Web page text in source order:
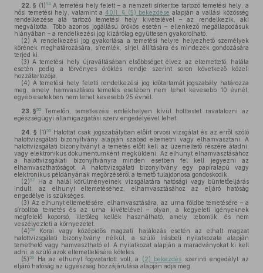
22. § (1)54A temetési hely felett – a nemzeti sírkertbe tartozó temetési hely, a
hősi temetési hely, valamint a 40/I. § (5) bekezdése alapján a vallási közösség
rendelkezése alá tartozó temetési hely kivételével – az rendelkezik, aki
megváltotta. Több azonos jogállású örökös esetén – ellenkező megállapodásuk
hiányában – a rendelkezési jog kizárólag együttesen gyakorolható.
(2) A rendelkezési jog gyakorlása a temetési helyre helyezhető személyek
körének meghatározására, síremlék, sírjel állítására és mindezek gondozására
terjed ki.
(3) A temetési hely újraváltásában elsőbbséget élvez az eltemettető, halála
esetén pedig a törvényes öröklés rendje szerint soron következő közeli
hozzátartozója.
(4) A temetési hely feletti rendelkezési jog időtartamát jogszabály határozza
meg, amely hamvasztásos temetés esetében nem lehet kevesebb 10 évnél,
egyéb esetekben nem lehet kevesebb 25 évnél.
23. §55
Temetőn, temetkezési emlékhelyen kívül holttestet ravatalozni az
egészségügyi államigazgatási szerv engedélyével lehet.
24. § (1)56 Halottat csak jogszabályban előírt orvosi vizsgálat és az erről szóló
halottvizsgálati bizonyítvány alapján szabad eltemetni vagy elhamvasztani. A
halottvizsgálati bizonyítványt a temetés előtt kell az üzemeltető részére átadni,
vagy elektronikus dokumentumként megküldeni. Az elhunyt elhamvasztásához
a halottvizsgálati bizonyítványra minden esetben fel kell jegyezni az
elhamvaszthatóságot. A halottvizsgálati bizonyítvány egy papíralapú vagy
elektronikus példányának megőrzéséről a temető tulajdonosa gondoskodik.
(2)57
Ha a halál körülményeinek vizsgálatára hatósági vagy büntetőeljárás
indult, az elhunyt eltemetéséhez, elhamvasztásához az eljáró hatóság
engedélye is szükséges.
(3) Az elhunyt eltemetésére, elhamvasztására, az urna földbe temetésére – a
sírboltba temetés és az urna kivételével – olyan, a kegyeleti igényeknek
megfelelő koporsó, illetőleg kellék használható, amely lebomlik, és nem
veszélyezteti a környezetet.
(4)58
Korai vagy középidős magzati halálozás esetén az elhalt magzat
halottvizsgálati bizonyítvány nélkül, a szülő írásbeli nyilatkozata alapján
temethető vagy hamvasztható el. A nyilatkozat alapján a maradványokat ki kell
adni, a szülő azok eltemettetésére köteles.
(5)59 Ha az elhunyt fogvatartott volt, a (2) bekezdés szerinti engedélyt az
eljáró hatóság az ügyészség hozzájárulása alapján adja meg.